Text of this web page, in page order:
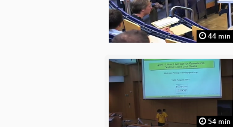
44 min
54 min